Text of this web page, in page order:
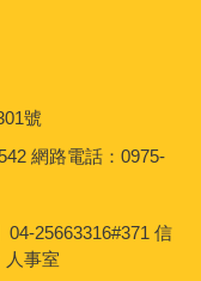
號
網路電話：0975-
04-25663316#371 信
人事室